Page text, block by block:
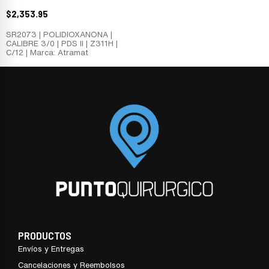
$2,353.95
SR2073 | POLIDIOXANONA |
CALIBRE 3/0 | PDS II | Z311H |
C/12 | Marca: Atramat
PRODUCTOS
Envíos y Entregas
Cancelaciones y Reembolsos